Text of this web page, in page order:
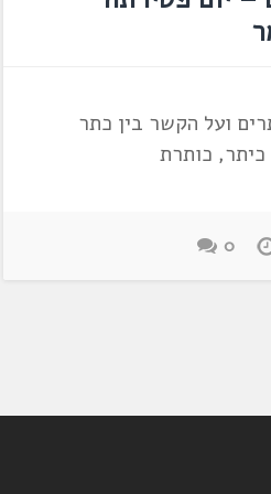
ועל הקשר בין כתר
כיתר, כותרת
0